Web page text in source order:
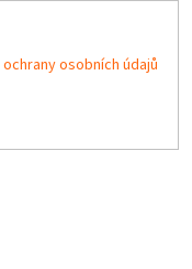
osobních údajů